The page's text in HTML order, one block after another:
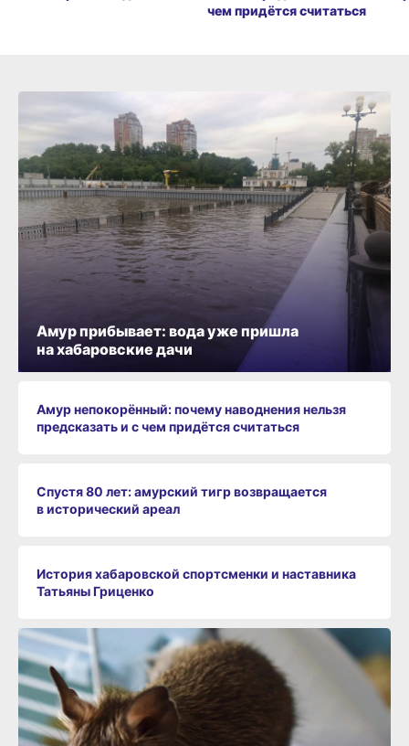
чем придётся считаться
Амур прибывает: вода уже пришла
на хабаровские дачи
Амур непокорённый: почему наводнения нельзя
предсказать и с чем придётся считаться
Спустя 80 лет: амурский тигр возвращается
в исторический ареал
История хабаровской спортсменки и наставника
Татьяны Гриценко